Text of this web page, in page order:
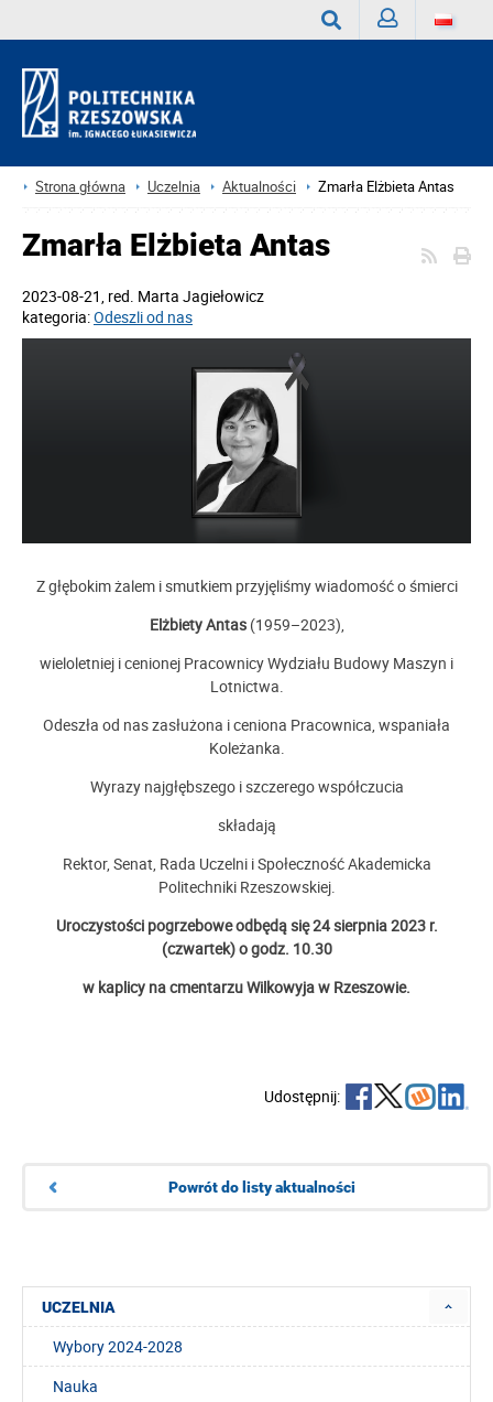
Strona główna Uczelnia Aktualności Zmarła Elżbieta Antas
Zmarła Elżbieta Antas
2023-08-21, red. Marta Jagiełowicz
kategoria:Odeszli od nas
Z głębokim żalem i smutkiem przyjęliśmy wiadomość o śmierci
Elżbiety Antas(1959–2023),
wieloletniej i cenionej Pracownicy Wydziału Budowy Maszyn i
Lotnictwa.
Odeszła od nas zasłużona i ceniona Pracownica, wspaniała
Koleżanka.
Wyrazy najgłębszego i szczerego współczucia
składają
Rektor, Senat, Rada Uczelni i Społeczność Akademicka
Politechniki Rzeszowskiej.
Uroczystości pogrzebowe odbędą się 24 sierpnia 2023 r.
(czwartek) o godz. 10.30
w kaplicy na cmentarzu Wilkowyja w Rzeszowie.
Udostępnij:
Powrót do listy aktualności
UCZELNIA
Wybory 2024-2028
Nauka